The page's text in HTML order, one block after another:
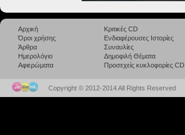
Αρχική
Όροι χρήσης
Άρθρα
Ημερολόγιο
Αφιερώματα
Κριτικές CD
Ενδιαφέρουσες Ιστορίες
Συναυλίες
Δημοφιλή Θέματα
Προσεχείς κυκλοφορίες CD
Copyright © 2012-2014 All Rights Reserved